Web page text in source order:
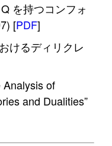
を持つコンフォ
[PDF]
けるディリクレ
of
and Dualities”